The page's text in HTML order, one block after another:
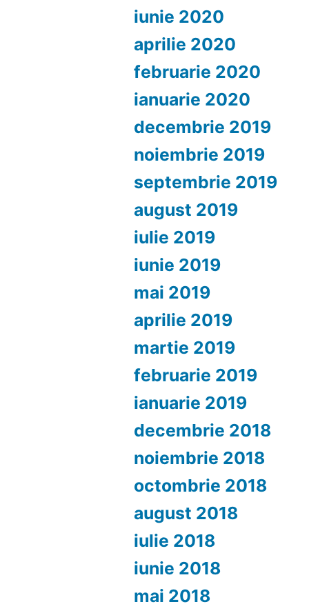
iunie 2020
aprilie 2020
februarie 2020
ianuarie 2020
decembrie 2019
noiembrie 2019
septembrie 2019
august 2019
iulie 2019
iunie 2019
mai 2019
aprilie 2019
martie 2019
februarie 2019
ianuarie 2019
decembrie 2018
noiembrie 2018
octombrie 2018
august 2018
iulie 2018
iunie 2018
mai 2018